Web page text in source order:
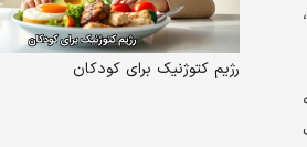
رژیم کتوژنیک برای کودکان